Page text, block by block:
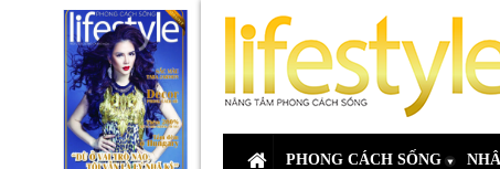
PHONG CÁCH SỐNG